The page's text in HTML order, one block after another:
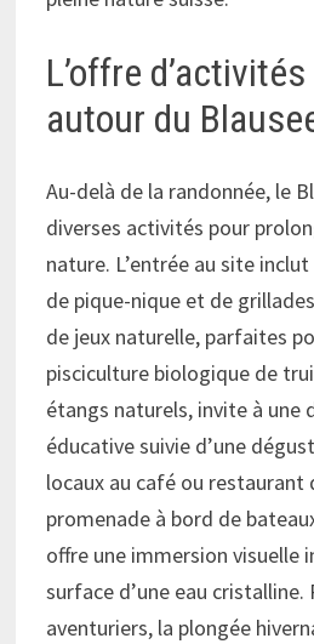
L’offre
autour du
Au-delà de la randonnée, le
diverses activités pour
nature. L’entrée au site inclut
de pique-nique et de
de jeux naturelle, parfaites
pisciculture biologique de
étangs naturels, invite à une
éducative suivie d’une
locaux au café ou restaurant
promenade à bord de
offre une immersion visuelle
surface d’une eau cristalline.
aventuriers, la plongée